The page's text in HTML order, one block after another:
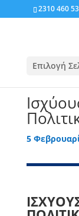
2310 460
Επιλογή
5